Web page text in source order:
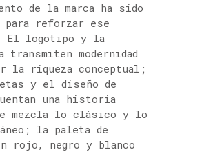
de la marca ha sido
para reforzar ese
El logotipo y la
modernidad
la riqueza conceptual;
y el diseño de
una historia
mezcla lo clásico y lo
la paleta de
rojo, negro y blanco